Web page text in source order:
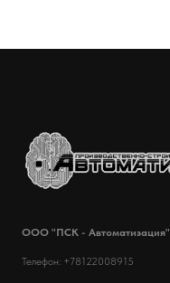
ООО "ПСК - Автоматизация"
Телефон: +78122008915